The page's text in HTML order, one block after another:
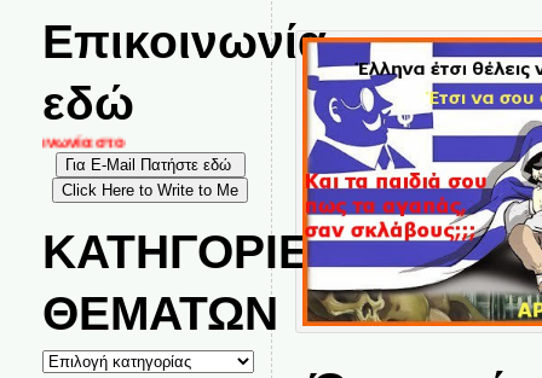
Επικοινωνία
εδώ
στο
ΚΑΤΗΓΟΡΙΕΣ
ΘΕΜΑΤΩΝ
ΚΑΤΗΓΟΡΙΕΣ
ΘΕΜΑΤΩΝ